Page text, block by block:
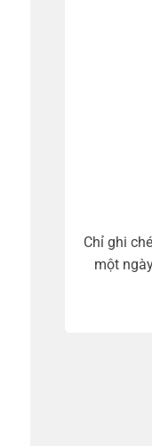
Chỉ ghi
một